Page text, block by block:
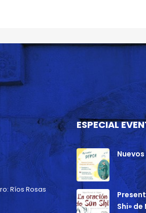
ESPECIAL
Shi»